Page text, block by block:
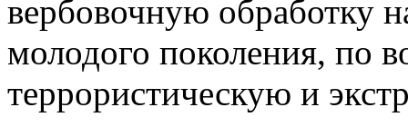
вербовочную обработку
молодого поколения, по
террористическую и